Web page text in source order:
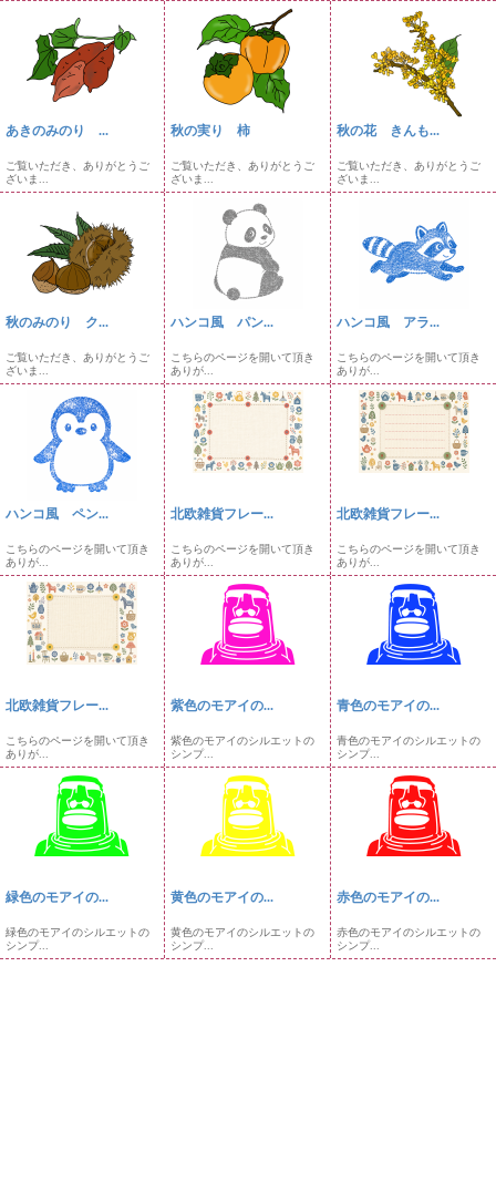
あきのみのり ...
ご覧いただき、ありがとうご
ざいま...
秋の実り 柿
ご覧いただき、ありがとうご
ざいま...
秋の花 きんも...
ご覧いただき、ありがとうご
ざいま...
秋のみのり ク...
ご覧いただき、ありがとうご
ざいま...
ハンコ風 パン...
こちらのページを開いて頂き
ありが...
ハンコ風 アラ...
こちらのページを開いて頂き
ありが...
ハンコ風 ペン...
こちらのページを開いて頂き
ありが...
北欧雑貨フレー...
こちらのページを開いて頂き
ありが...
北欧雑貨フレー...
こちらのページを開いて頂き
ありが...
北欧雑貨フレー...
こちらのページを開いて頂き
ありが...
紫色のモアイの...
紫色のモアイのシルエットの
シンプ...
青色のモアイの...
青色のモアイのシルエットの
シンプ...
緑色のモアイの...
緑色のモアイのシルエットの
シンプ...
黄色のモアイの...
黄色のモアイのシルエットの
シンプ...
赤色のモアイの...
赤色のモアイのシルエットの
シンプ...